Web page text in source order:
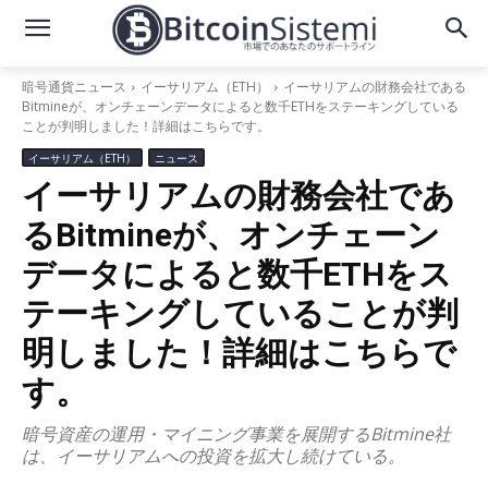
暗号通貨ニュース イーサリアム（ETH）
イーサリアムの財務会社である
Bitmineが、オンチェーンデータによると数千ETHをステーキングしている
ことが判明しました！詳細はこちらです。
イーサリアム（ETH） ニュース
イーサリアムの財務会社であ
るBitmineが、オンチェーン
データによると数千ETHをス
テーキングしていることが判
明しました！詳細はこちらで
す。
暗号資産の運用・マイニング事業を展開するBitmine社
は、イーサリアムへの投資を拡大し続けている。